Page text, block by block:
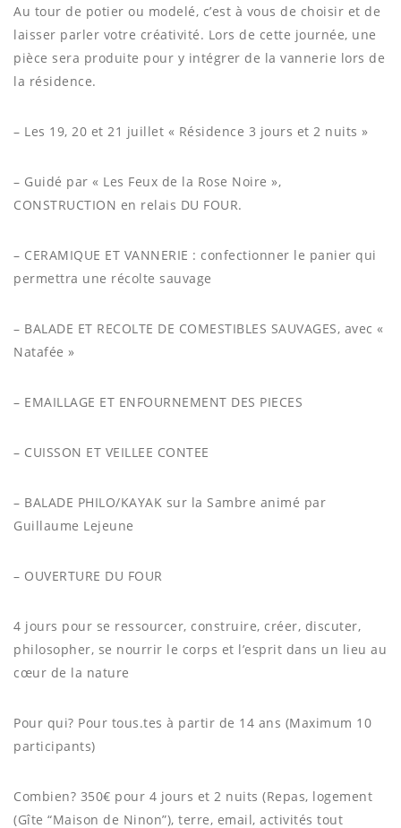
Au tour de potier ou modelé, c’est à vous de choisir et de
laisser parler votre créativité. Lors de cette journée, une
pièce sera produite pour y intégrer de la vannerie lors de
la résidence.
– Les 19, 20 et 21 juillet « Résidence 3 jours et 2 nuits »
– Guidé par « Les Feux de la Rose Noire »,
CONSTRUCTION en relais DU FOUR.
– CERAMIQUE ET VANNERIE : confectionner le panier qui
permettra une récolte sauvage
– BALADE ET RECOLTE DE COMESTIBLES SAUVAGES, avec «
Natafée »
– EMAILLAGE ET ENFOURNEMENT DES PIECES
– CUISSON ET VEILLEE CONTEE
– BALADE PHILO/KAYAK sur la Sambre animé par
Guillaume Lejeune
– OUVERTURE DU FOUR
4 jours pour se ressourcer, construire, créer, discuter,
philosopher, se nourrir le corps et l’esprit dans un lieu au
cœur de la nature
Pour qui? Pour tous.tes à partir de 14 ans (Maximum 10
participants)
Combien? 350€ pour 4 jours et 2 nuits (Repas, logement
(Gîte “Maison de Ninon”), terre, email, activités tout